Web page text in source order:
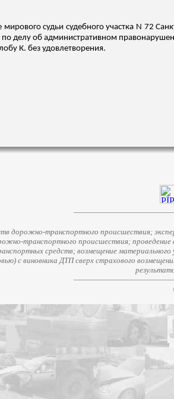
мирового судьи судебного участка N 72
по делу об административном
К. без удовлетворения.
дорожно-транспортного происшествия;
транспортного происшествия;
средств; возмещение
с виновника ДТП сверх страхового